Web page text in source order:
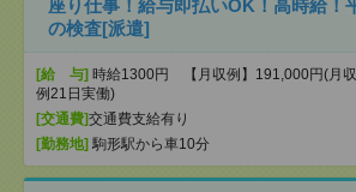
座り仕事！給与即払いOK！高時給！
の検査[派遣]
[給 与] 時給1300円 【月収例】191,000円(月収
例21日実働)
[交通費]交通費支給有り
[勤務地] 駒形駅から車10分